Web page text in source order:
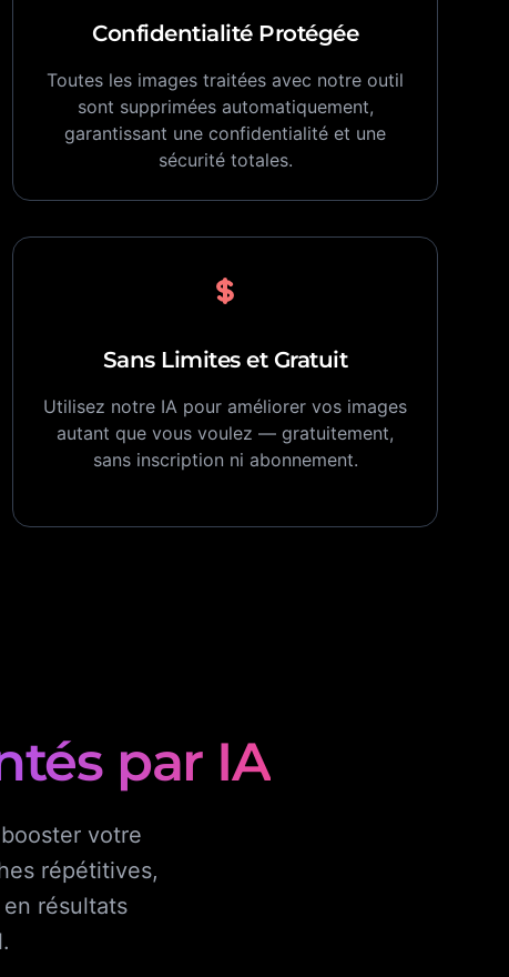
Confidentialité Protégée
Toutes les images traitées avec notre outil
sont supprimées automatiquement,
garantissant une confidentialité et une
sécurité totales.
Sans Limites et Gratuit
Utilisez notre IA pour améliorer vos images
autant que vous voulez — gratuitement,
sans inscription ni abonnement.
par IA
votre
répétitives,
résultats